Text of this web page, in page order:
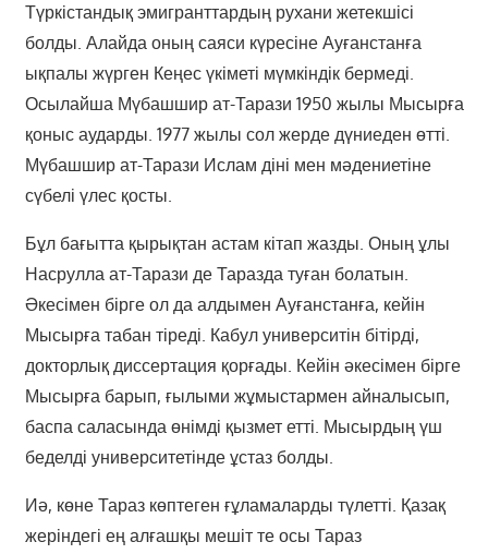
Түркістандық эмигранттардың рухани жетекшісі
болды. Алайда оның саяси күресіне Ауғанстанға
ықпалы жүрген Кеңес үкіметі мүмкіндік бермеді.
Осылайша Мүбашшир ат-Тарази 1950 жылы Мысырға
қоныс аударды. 1977 жылы сол жерде дүниеден өтті.
Мүбашшир ат-Тарази Ислам діні мен мәдениетіне
сүбелі үлес қосты.
Бұл бағытта қырықтан астам кітап жазды. Оның ұлы
Насрулла ат-Тарази де Таразда туған болатын.
Әкесімен бірге ол да алдымен Ауғанстанға, кейін
Мысырға табан тіреді. Кабул университін бітірді,
докторлық диссертация қорғады. Кейін әкесімен бірге
Мысырға барып, ғылыми жұмыстармен айналысып,
баспа саласында өнімді қызмет етті. Мысырдың үш
беделді университетінде ұстаз болды.
Иә, көне Тараз көптеген ғұламаларды түлетті. Қазақ
жеріндегі ең алғашқы мешіт те осы Тараз